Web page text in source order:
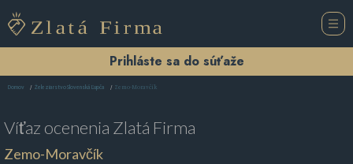
Prihláste sa do súťaže
Domov Železiarstvo Slovenská Ľupča Zemo-Moravčík
Víťaz ocenenia Zlatá Firma
Zemo-Moravčík